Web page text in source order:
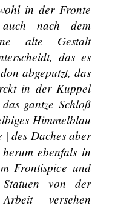
in der Fronte
nach dem
alte Gestalt
das es
abgeputzt, das
in der Kuppel
gantze Schloß
Himmelblau
| des Daches aber
ebenfals in
Frontispice und
Statuen von der
versehen